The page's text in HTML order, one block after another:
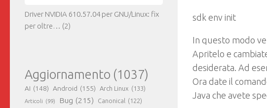
sdk env init
In questo modo
Apritelo e
desiderata. Ad
Ora date il
Java che avete
Driver NVIDIA 610.57.04 per GNU/Linux: fix
per oltre… (2)
Aggiornamento (1037)
AI (148) Android (155) Arch Linux (133)
Articoli (99) Bug (215) Canonical (122)